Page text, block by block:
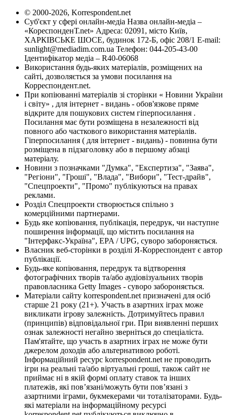
© 2000-2026, Korrespondent.net
Суб'єкт у сфері онлайн-медіа Назва онлайн-медіа –
«КореспонденТ.net» Адреса: 02091, місто Київ,
ХАРКІВСЬКЕ ШОСЕ, будинок 172-Б, офіс 208/1 E-mail:
sunlight@mediadim.com.ua Телефон: 044-205-43-00
Ідентифікатор медіа – R40-06068
Використання будь-яких матеріалів, розміщених на
сайті, дозволяється за умови посилання на
Корреспондент.net.
При копіюванні матеріалів зі сторінки « Новини України
і світу» , для інтернет - видань - обов'язкове пряме
відкрите для пошукових систем гіперпосилання .
Посилання має бути розміщена в незалежності від
повного або часткового використання матеріалів.
Гіперпосилання ( для інтернет - видань) - повинна бути
розміщена в підзаголовку або в першому абзаці
матеріалу.
Новини з позначками "Думка", "Експертиза", "Заява",
"Регіони", "Гроші", "Влада", "Вибори", "Тест-драйв",
"Спецпроекти", "Промо" публікуються на правах
реклами.
Розділ Спецпроекти створюється спільно з
комерційними партнерами.
Будь яке копіювання, публікація, передрук, чи наступне
поширення інформації, що містить посилання на
"Інтерфакс-Україна", EPA / UPG, суворо забороняється.
Власник веб-сторінки в розділі Я-Корреспондент є автор
публікації.
Будь-яке копіювання, передрук та відтворення
фотографічних творів та/або аудіовізуальних творів
правовласника Getty Images - суворо забороняється.
Матеріали сайту korrespondent.net призначені для осіб
старше 21 року (21+). Участь в азартних іграх може
викликати ігрову залежність. Дотримуйтесь правил
(принципів) відповідальної гри. При виявленні перших
ознак залежності негайно зверніться до спеціаліста.
Пам'ятайте, що участь в азартних іграх не може бути
джерелом доходів або альтернативою роботі.
Інформаційний ресурс korrespondent.net не проводить
ігри на реальні та/або віртуальні гроші, також сайт не
приймає ні в якій формі оплату ставок та інших
платежів, які пов’язані/можуть бути пов’язані з
азартними іграми, букмекерами чи тоталізаторами. Будь-
які матеріали на інформаційному ресурсі